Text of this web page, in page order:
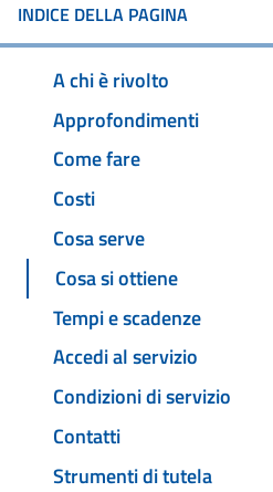
INDICE DELLA PAGINA
A chi è rivolto
Approfondimenti
Come fare
Costi
Cosa serve
Cosa si ottiene
Tempi e scadenze
Accedi al servizio
Condizioni di servizio
Contatti
Strumenti di tutela